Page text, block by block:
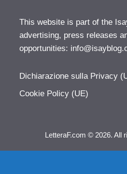
This website is part of the
advertising, press releases
opportunities:
Dichiarazione sulla Privacy
Cookie Policy (UE)
LetteraF.com © 2026. All